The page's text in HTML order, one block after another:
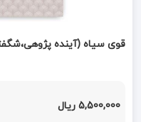
قوی سیاه (آینده
5,500,000 ریال